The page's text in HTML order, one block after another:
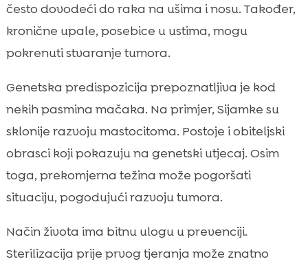
često dovodeći do raka na ušima i nosu. Također,
kronične upale, posebice u ustima, mogu
pokrenuti stvaranje tumora.
Genetska predispozicija prepoznatljiva je kod
nekih pasmina mačaka. Na primjer, Sijamke su
sklonije razvoju mastocitoma. Postoje i obiteljski
obrasci koji pokazuju na genetski utjecaj. Osim
toga, prekomjerna težina može pogoršati
situaciju, pogodujući razvoju tumora.
Način života ima bitnu ulogu u prevenciji.
Sterilizacija prije prvog tjeranja može znatno